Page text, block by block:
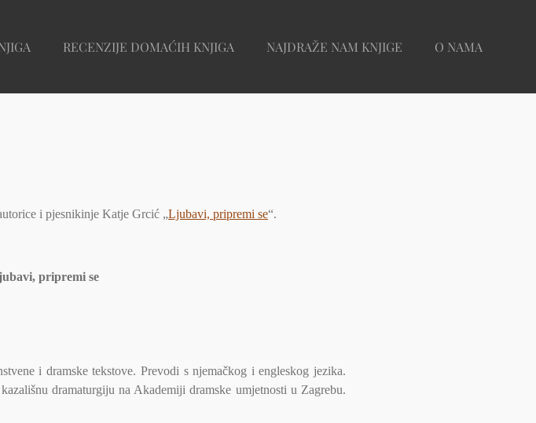
RECENZIJE DOMAĆIH KNJIGA NAJDRAŽE NAM KNJIGE O NAMA
i pjesnikinje Katje Grcić „Ljubavi, pripremi se“.
pripremi se
i dramske tekstove. Prevodi s njemačkog i engleskog jezika.
dramaturgiju na Akademiji dramske umjetnosti u Zagrebu.